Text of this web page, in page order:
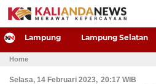
-->
Lampung Lampung Selatan
Home
Selasa, 14 Februari 2023 20:17 WIB